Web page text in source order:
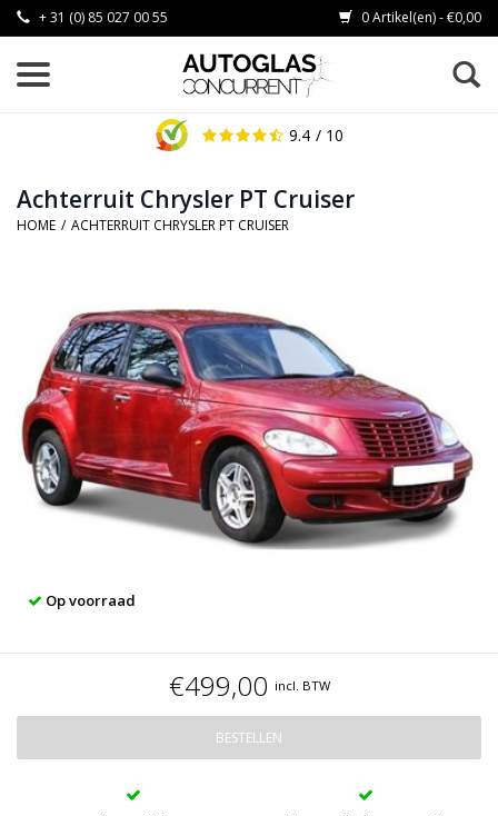
+ 31 (0) 85 027 00 55 0 Artikel(en) - €0,00
9.4 / 10
Achterruit Chrysler PT Cruiser
HOME / ACHTERRUIT CHRYSLER PT CRUISER
Op voorraad
€499,00 incl. BTW
BESTELLEN